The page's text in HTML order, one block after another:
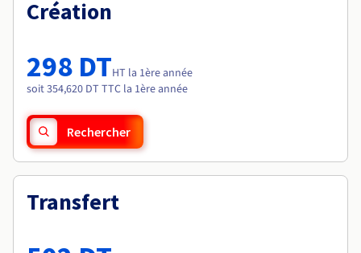
Tarifs
Roadmap & Changelog
Roadmap & Changelog
Création
298 DTHT la 1ère année
soit 354,620 DT TTC la 1ère année
Rechercher
Transfert